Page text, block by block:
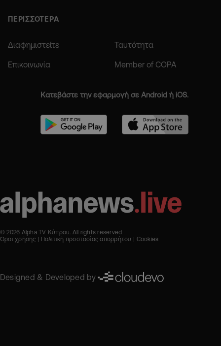
ΠΕΡΙΣΣΟΤΕΡΑ
Διαφημιστείτε Ταυτότητα
Επικοινωνία Member of COPA
Κατεβάστε την εφαρμογή σε Android ή iOS.
© 2026 Alpha TV Κύπρου. All rights reserved
Όροι χρήσης
Πολιτική προστασίας απορρήτου Cookies
Designed & Developed by